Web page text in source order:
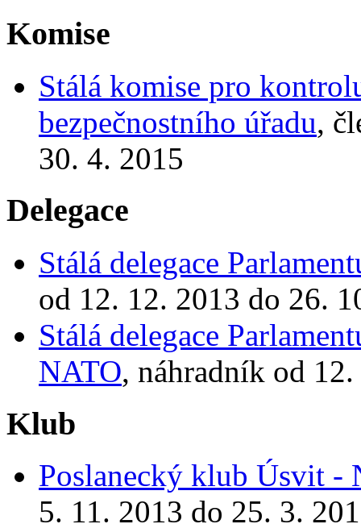
Komise
Stálá komise pro
bezpečnostního úřadu,
30. 4. 2015
Delegace
Stálá delegace
od 12. 12. 2013 do 26.
Stálá delegace
NATO, náhradník od
Klub
Poslanecký klub Úsvit -
5. 11. 2013 do 25. 3.